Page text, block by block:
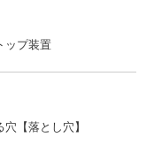
ップ装置
【落とし穴】